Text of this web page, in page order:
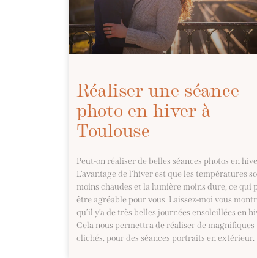
Réaliser une séance
photo en hiver à
Toulouse
Peut-on réaliser de belles séances photos en
L’avantage de l’hiver est que les températures
moins chaudes et la lumière moins dure, ce qui
être agréable pour vous. Laissez-moi vous
qu’il y’a de très belles journées ensoleillées en
Cela nous permettra de réaliser de magnifiques
clichés, pour des séances portraits en extérieur.